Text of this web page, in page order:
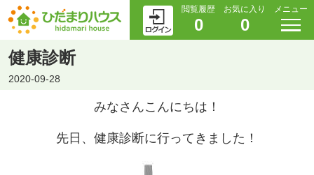
閲覧履歴
0
お気に入り
0
メニュー
健康診断
2020-09-28
みなさんこんにちは！
先日、健康診断に行ってきました！